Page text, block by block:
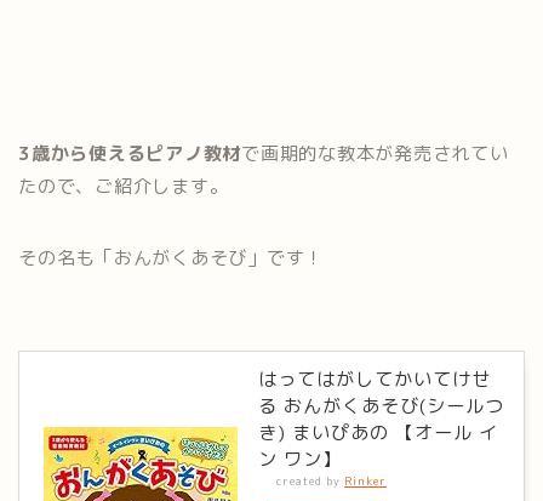
3歳から使えるピアノ教材で画期的な教本が発売されてい
たので、ご紹介します。
その名も「おんがくあそび」です！
はってはがしてかいてけせ
る おんがくあそび(シールつ
き) まいぴあの 【オール イ
ン ワン】
created by Rinker